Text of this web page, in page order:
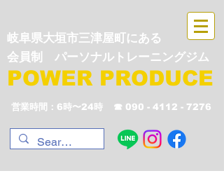
岐阜県大垣市三津屋町にある
会員制 パーソナルトレーニングジム
POWER PRODUCE
営業時間：6時〜24時 ☎︎ 090 - 4112 - 7276